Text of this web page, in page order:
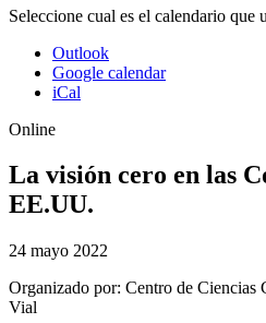
Seleccione cual es el calendario que
Outlook
Google calendar
iCal
Online
La visión cero en las
EE.UU.
24 mayo 2022
Organizado por: Centro de Ciencias
Vial